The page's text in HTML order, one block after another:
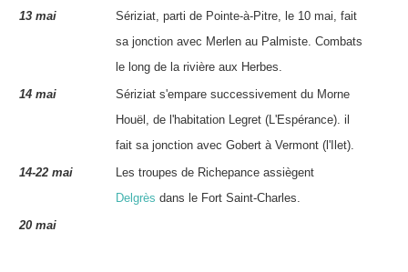
13 mai
Sériziat , parti de Pointe-à-Pitre, le 10 mai, fait
sa jonction avec Merlen au Palmiste. Combats
le long de la rivière aux Herbes.
14 mai
Sériziat s'empare successivement du Morne
Houël, de l'habitation Legret (L'Espérance). il
fait sa jonction avec Gobert à Vermont (l'Ilet).
14-22 mai
Les troupes de Richepance assiègent
Delgrès dans le Fort Saint-Charles.
20 mai